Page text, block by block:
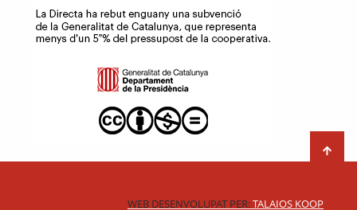
WEB DESENVOLUPAT PER:TALAIOS KOOP